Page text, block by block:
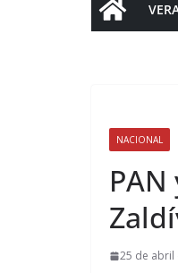
NACIONAL
25 de abril